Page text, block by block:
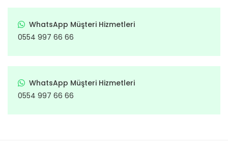
WhatsApp Müşteri Hizmetleri
0554 997 66 66
WhatsApp Müşteri Hizmetleri
0554 997 66 66